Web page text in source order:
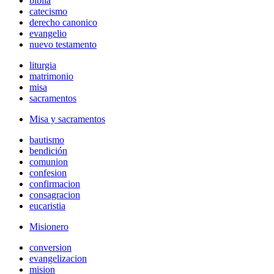
catecismo
derecho canonico
evangelio
nuevo testamento
liturgia
matrimonio
misa
sacramentos
Misa y sacramentos
bautismo
bendición
comunion
confesion
confirmacion
consagracion
eucaristia
Misionero
conversion
evangelizacion
mision